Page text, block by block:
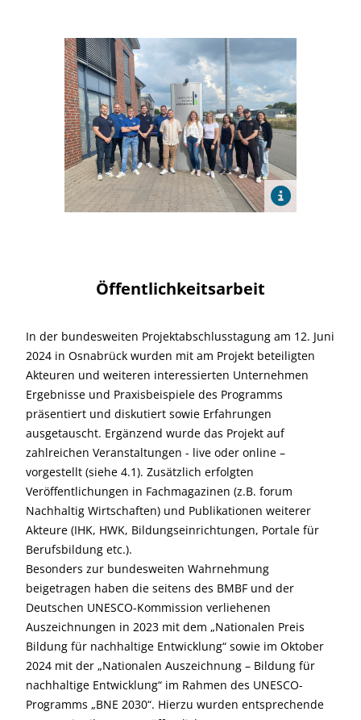
Öffentlichkeitsarbeit
In der bundesweiten Projektabschlusstagung am 12. Juni
2024 in Osnabrück wurden mit am Projekt beteiligten
Akteuren und weiteren interessierten Unternehmen
Ergebnisse und Praxisbeispiele des Programms
präsentiert und diskutiert sowie Erfahrungen
ausgetauscht. Ergänzend wurde das Projekt auf
zahlreichen Veranstaltungen - live oder online –
vorgestellt (siehe 4.1). Zusätzlich erfolgten
Veröffentlichungen in Fachmagazinen (z.B. forum
Nachhaltig Wirtschaften) und Publikationen weiterer
Akteure (IHK, HWK, Bildungseinrichtungen, Portale für
Berufsbildung etc.).
Besonders zur bundesweiten Wahrnehmung
beigetragen haben die seitens des BMBF und der
Deutschen UNESCO-Kommission verliehenen
Auszeichnungen in 2023 mit dem „Nationalen Preis
Bildung für nachhaltige Entwicklung“ sowie im Oktober
2024 mit der „Nationalen Auszeichnung – Bildung für
nachhaltige Entwicklung“ im Rahmen des UNESCO-
Programms „BNE 2030“. Hierzu wurden entsprechende